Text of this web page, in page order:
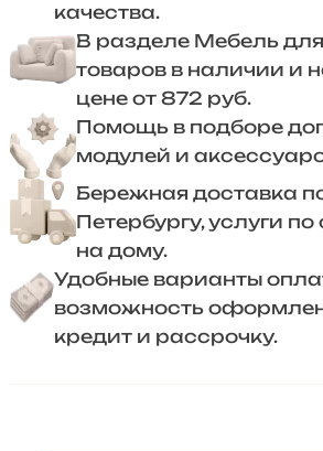
качества.
В разделе Мебель
товаров в наличии и
цене от 872 руб.
Помощь в подборе
модулей и
Бережная доставка
Петербургу, услуги
на дому.
Удобные варианты
возможность
кредит и рассрочку.